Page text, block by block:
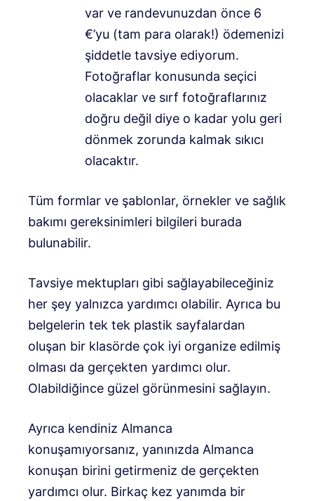
var ve randevunuzdan önce 6
€’yu (tam para olarak!) ödemenizi
şiddetle tavsiye ediyorum.
Fotoğraflar konusunda seçici
olacaklar ve sırf fotoğraflarınız
doğru değil diye o kadar yolu geri
dönmek zorunda kalmak sıkıcı
olacaktır.
Tüm formlar ve şablonlar, örnekler ve sağlık
bakımı gereksinimleri bilgileri burada
bulunabilir.
Tavsiye mektupları gibi sağlayabileceğiniz
her şey yalnızca yardımcı olabilir. Ayrıca bu
belgelerin tek tek plastik sayfalardan
oluşan bir klasörde çok iyi organize edilmiş
olması da gerçekten yardımcı olur.
Olabildiğince güzel görünmesini sağlayın.
Ayrıca kendiniz Almanca
konuşamıyorsanız, yanınızda Almanca
konuşan birini getirmeniz de gerçekten
yardımcı olur. Birkaç kez yanımda bir